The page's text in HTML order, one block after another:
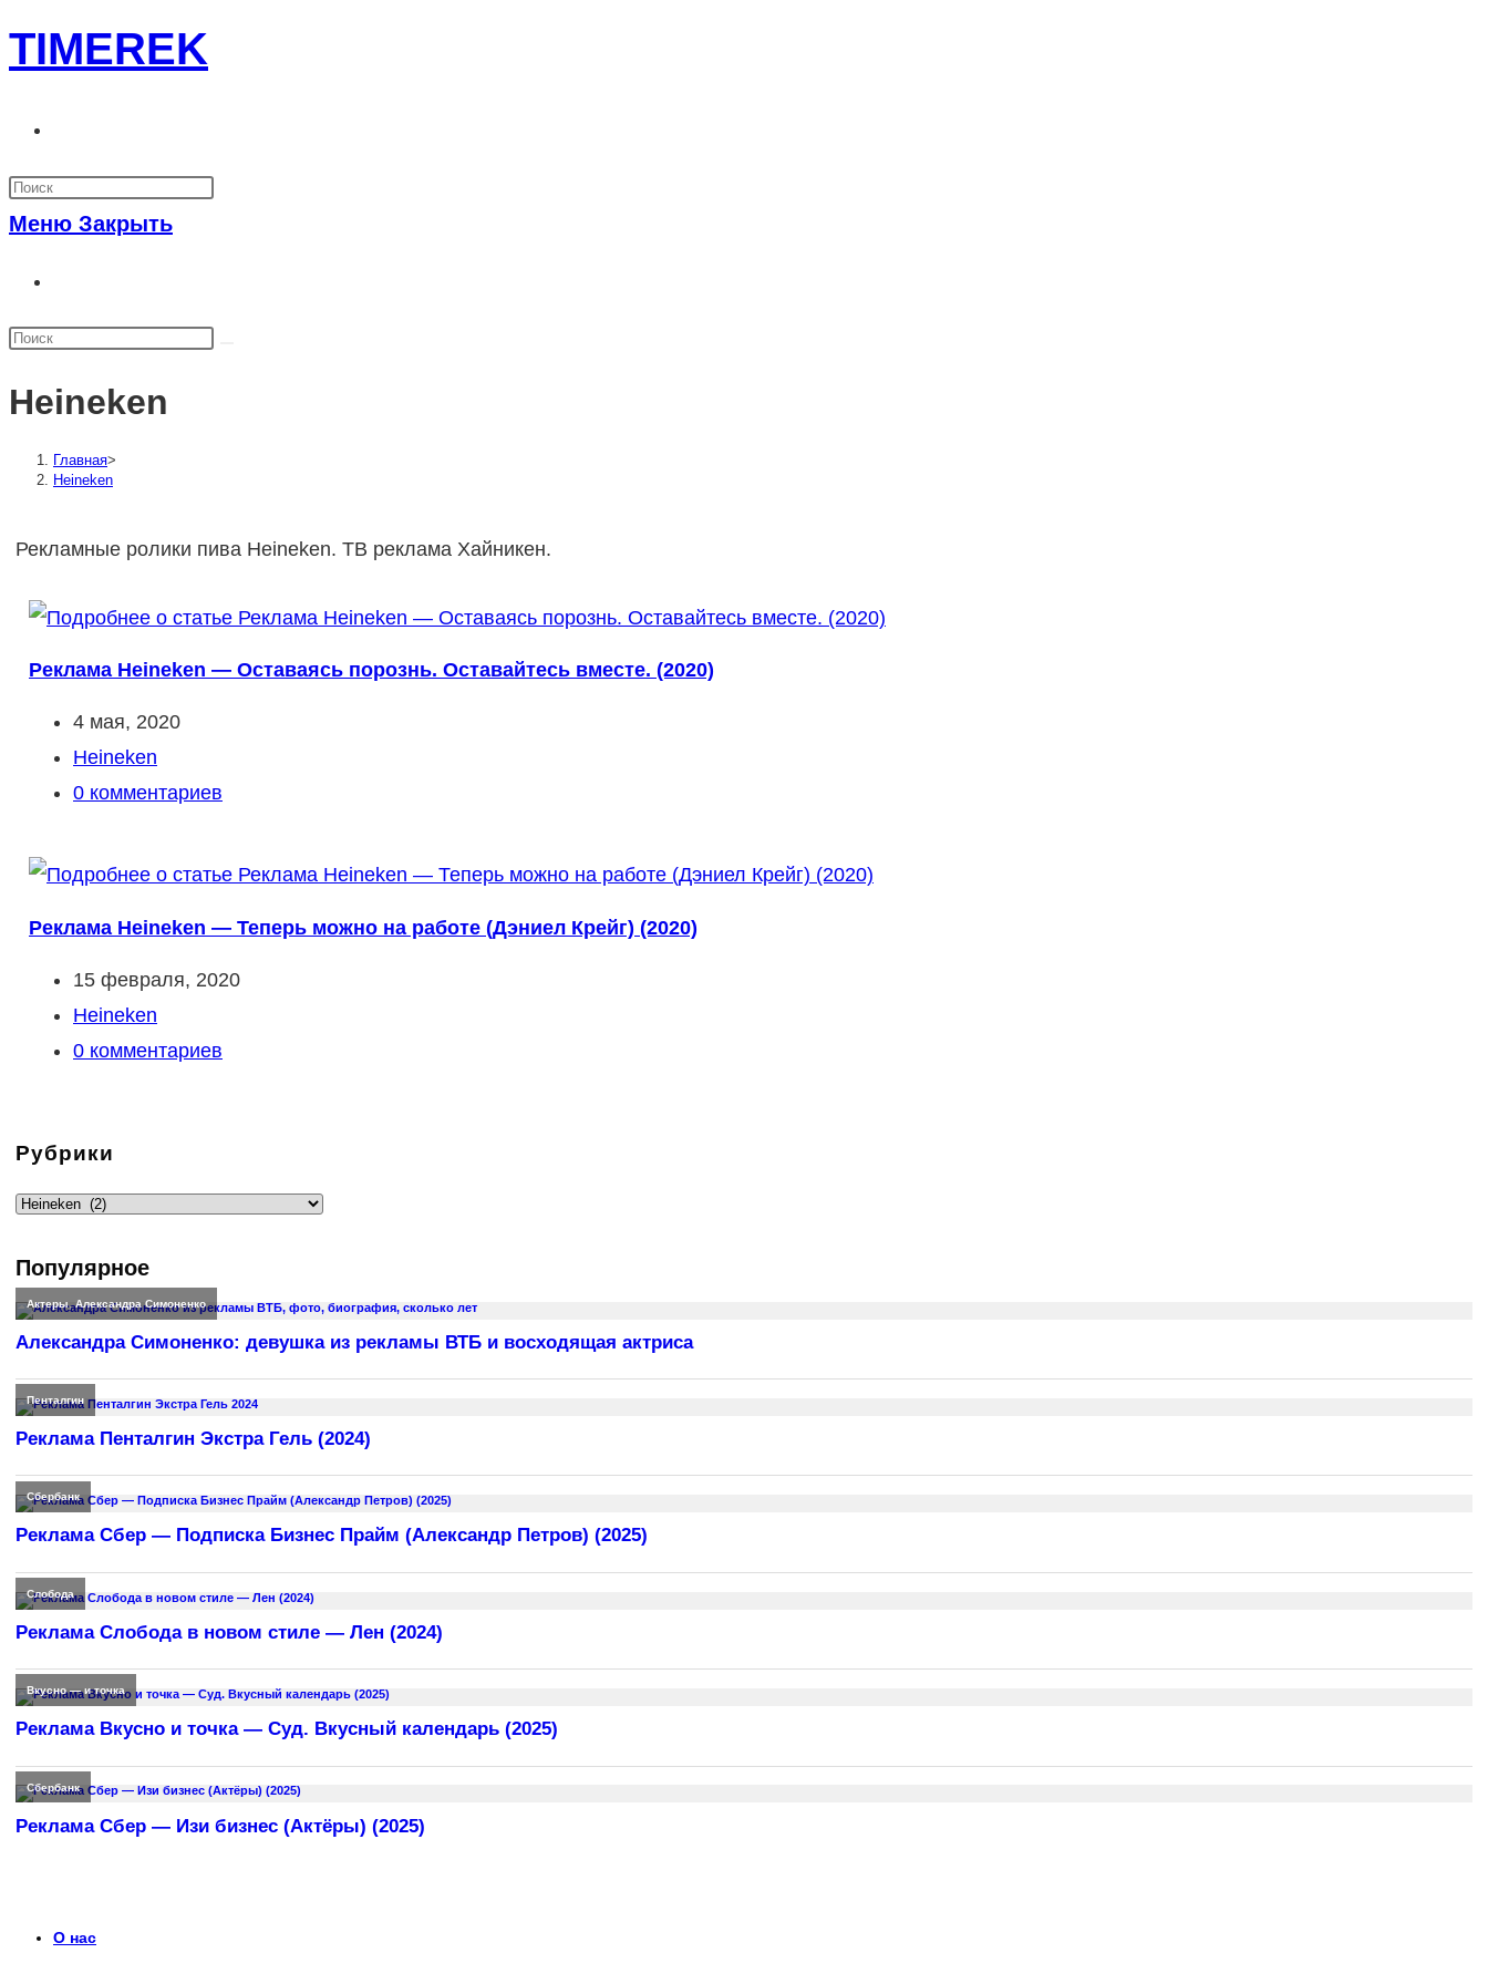
к
TIMEREK
по
Меню Закрыть
по
сайту
Heineken
Главная>
Heineken
Рекламные ролики пива Heineken. ТВ реклама Хайникен.
Реклама Heineken — Оставаясь порознь. Оставайтесь вместе. (2020)
Запись
опубликована:
4 мая, 2020
Рубрика
записи:
Heineken
Комментарии
записи:
0 комментариев
Реклама Heineken — Теперь можно на работе (Дэниел Крейг) (2020)
Запись
опубликована:
15 февраля, 2020
Рубрика
записи:
Heineken
Комментарии
0 комментариев
Рубрики
Рубрики
Популярное
Актеры,Александра Симоненко
Александра Симоненко: девушка из рекламы ВТБ и восходящая актриса
Пенталгин
Реклама Пенталгин Экстра Гель (2024)
Сбербанк
Реклама Сбер — Подписка Бизнес Прайм (Александр Петров) (2025)
Слобода
Реклама Слобода в новом стиле — Лен (2024)
Вкусно — и точка
Реклама Вкусно и точка — Суд. Вкусный календарь (2025)
Сбербанк
Реклама Сбер — Изи бизнес (Актёры) (2025)
О нас